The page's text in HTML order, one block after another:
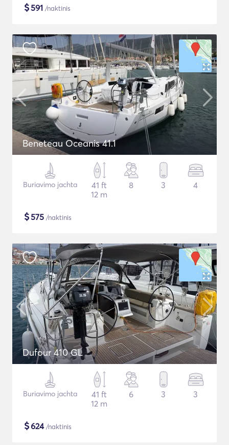
$591 /naktinis
Beneteau Oceanis 41.1
Buriavimo jachta
41 ft
12 m
8 3 4
$575 /naktinis
Dufour 410 GL
Buriavimo jachta
41 ft
12 m
6 3 3
$624/naktinis